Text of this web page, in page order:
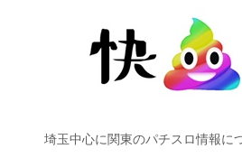
埼玉中心に関東のパチスロ情報に